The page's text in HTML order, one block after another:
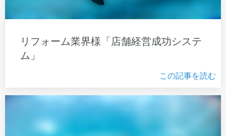
リフォーム業界様「店舗経営成功システ
ム」
この記事を読む